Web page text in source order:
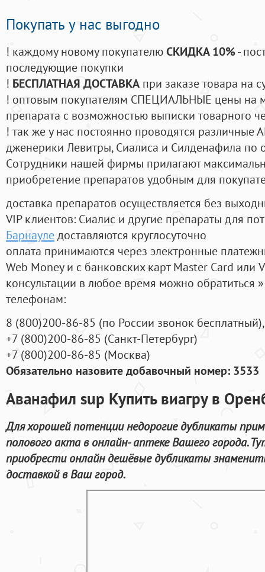
Покупать у нас выгодно
! каждому новому покупателюСКИДКА 10%-
последующие покупки
! БЕСПЛАТНАЯ ДОСТАВКА при заказе товара на
! оптовым покупателям СПЕЦИАЛЬНЫЕ цены на
препарата с возможностью выписки товарного
! так же у нас постоянно проводятся
дженерики Левитры, Сиалиса и Силденафила по
Cотрудники нашей фирмы прилагают
приобретение препаратов удобным для
доставка препаратов осуществляется без
VIP клиентов: Сиалис и другие препараты для
Барнауледоставляются круглосуточно
оплата принимаются через электронные
Web Money и с банковских карт Master Card или
консультации в любое время можно обратиться
телефонам:
8 (800)200-86-85 (по России звонок бесплатный),
+7 (800)200-86-85 (Санкт-Петербург)
+7 (800)200-86-85 (Москва)
Обязательно назовите добавочный номер: 3533
Аванафил sup Купить виагру в
Для хорошей потенции недорогие дубликаты
полового акта в онлайн- аптеке Вашего города.
приобрести онлайн дешёвые дубликаты
доставкой в Ваш город.